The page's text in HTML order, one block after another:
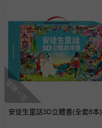
搶購一空
安徒生童話3D立體書(全套8本)